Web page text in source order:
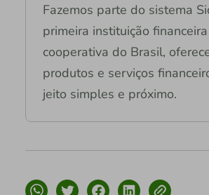
Fazemos parte do sistema
primeira instituição financeira
cooperativa do Brasil,
produtos e serviços
jeito simples e próximo.